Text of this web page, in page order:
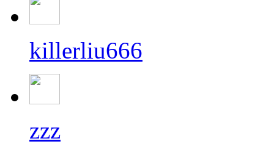
killerliu666
zzz